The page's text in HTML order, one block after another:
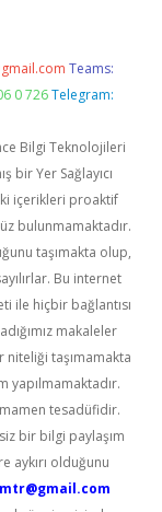
Teams:
0 726 Telegram:
Bilgi Teknolojileri
bir Yer Sağlayıcı
içerikleri proaktif
bulunmamaktadır.
taşımakta olup,
Bu internet
ile hiçbir bağlantısı
makaleler
niteliği taşımamakta
yapılmamaktadır.
tesadüfidir.
bir bilgi paylaşım
aykırı olduğunu